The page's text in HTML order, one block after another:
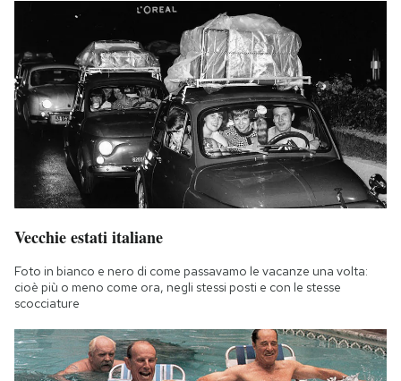
Vecchie estati italiane
Foto in bianco e nero di come passavamo le vacanze una volta:
cioè più o meno come ora, negli stessi posti e con le stesse
scocciature